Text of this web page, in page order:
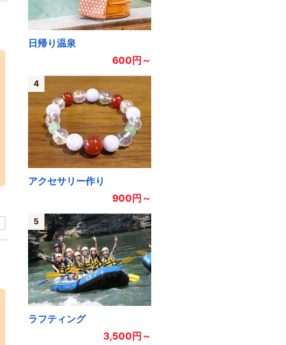
日帰り温泉
600円～
4
アクセサリー作り
900円～
5
ラフティング
3,500円～